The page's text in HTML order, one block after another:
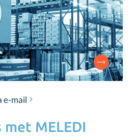
e-mail
MELEDI